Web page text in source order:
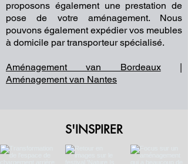
proposons également une prestation de
pose de votre aménagement. Nous
pouvons également expédier vos meubles
à domicile par transporteur spécialisé.
Aménagement van Bordeaux|
Aménagement van Nantes
S'INSPIRER